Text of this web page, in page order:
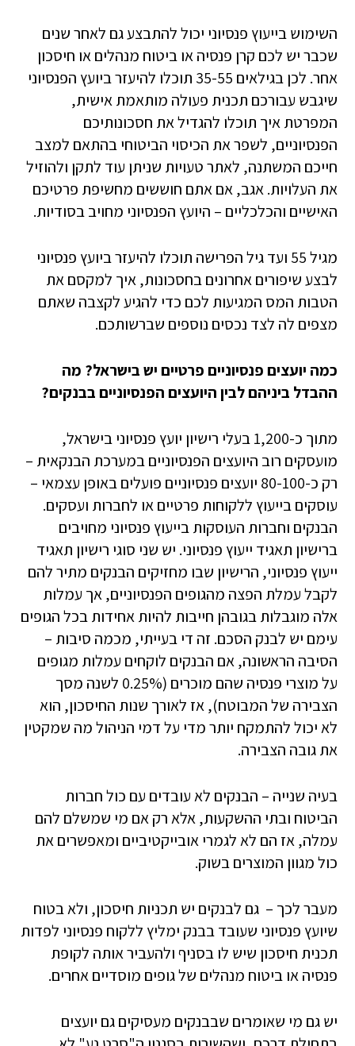
השימוש בייעוץ פנסיוני יכול להתבצע גם לאחר שנים
שכבר יש לכם קרן פנסיה או ביטוח מנהלים או חיסכון
אחר. לכן בגילאים 35-55 תוכלו להיעזר ביועץ הפנסיוני
שיגבש עבורכם תכנית פעולה מותאמת אישית,
המפרטת איך תוכלו להגדיל את חסכונותיכם
הפנסיוניים, לשפר את הכיסוי הביטוחי בהתאם למצב
חייכם המשתנה, לאתר טעויות שניתן עוד לתקן ולהוזיל
את העלויות. אגב, אם אתם חוששים מחשיפת פרטיכם
האישיים והכלכליים – היועץ הפנסיוני מחויב בסודיות.
מגיל 55 ועד גיל הפרישה תוכלו להיעזר ביועץ פנסיוני
לבצע שיפורים אחרונים בחסכונות, איך למקסם את
הטבות המס המגיעות לכם כדי להגיע לקצבה שאתם
מצפים לה לצד נכסים נוספים שברשותכם.
כמה יועצים פנסיוניים פרטיים יש בישראל? מה
ההבדל ביניהם לבין היועצים הפנסיוניים בבנקים?
מתוך כ-1,200 בעלי רישיון יועץ פנסיוני בישראל,
מועסקים רוב היועצים הפנסיוניים במערכת הבנקאית –
רק כ-80-100 יועצים פנסיוניים פועלים באופן עצמאי –
עוסקים בייעוץ ללקוחות פרטיים או לחברות ועסקים.
הבנקים וחברות העוסקות בייעוץ פנסיוני מחויבים
ברישיון תאגיד ייעוץ פנסיוני. יש שני סוגי רישיון תאגיד
ייעוץ פנסיוני, הרישיון שבו מחזיקים הבנקים מתיר להם
לקבל עמלת הפצה מהגופים הפנסיוניים, אך עמלות
אלה מוגבלות בגובהן חייבות להיות אחידות בכל הגופים
עימם יש לבנק הסכם. זה די בעייתי, מכמה סיבות –
הסיבה הראשונה, אם הבנקים לוקחים עמלות מגופים
על מוצרי פנסיה שהם מוכרים (0.25% לשנה מסך
הצבירה של המבוטח), אז לאורך שנות החיסכון, הוא
לא יכול להתמקח יותר מדי על דמי הניהול מה שמקטין
את גובה הצבירה.
בעיה שנייה – הבנקים לא עובדים עם כול חברות
הביטוח ובתי ההשקעות, אלא רק אם מי שמשלם להם
עמלה, אז הם לא לגמרי אובייקטיביים ומאפשרים את
כול מגוון המוצרים בשוק.
מעבר לכך – גם לבנקים יש תכניות חיסכון, ולא בטוח
שיועץ פנסיוני שעובד בבנק ימליץ ללקוח פנסיוני לפדות
תכנית חיסכון שיש לו בסניף ולהעביר אותה לקופת
פנסיה או ביטוח מנהלים של גופים מוסדיים אחרים.
יש גם מי שאומרים שבבנקים מעסיקים גם יועצים